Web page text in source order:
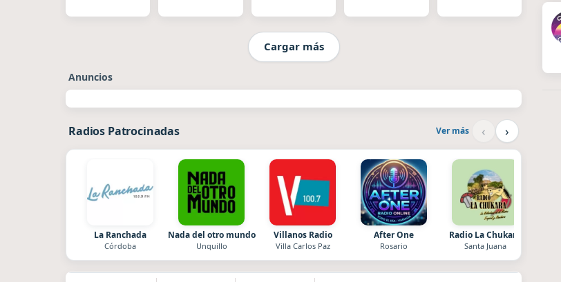
Cargar más
Anuncios
Radios Patrocinadas Ver más ‹ ›
La Ranchada
Córdoba
Nada del otro mundo
Unquillo
Villanos Radio
Villa Carlos Paz
After One
Rosario
Radio La Chukara
Santa Juana